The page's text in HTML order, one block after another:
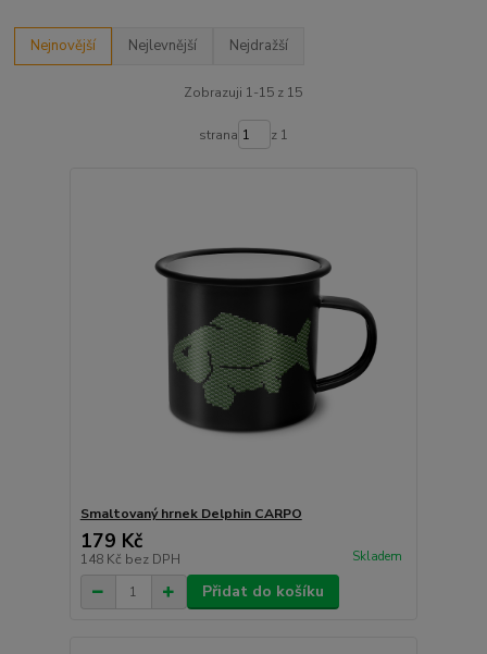
Nejnovější Nejlevnější Nejdražší
Zobrazuji 1-15 z 15
strana z 1
Smaltovaný hrnek Delphin CARPO
179 Kč
148 Kč bez DPH Skladem
Přidat do košíku